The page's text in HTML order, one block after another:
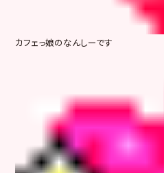
カフェっ娘のなんしーです